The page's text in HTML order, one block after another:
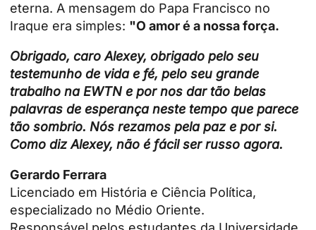
eterna. A mensagem do Papa Francisco no
Iraque era simples: "O amor é a nossa força.
Obrigado, caro Alexey, obrigado pelo seu
testemunho de vida e fé, pelo seu grande
trabalho na EWTN e por nos dar tão belas
palavras de esperança neste tempo que parece
tão sombrio. Nós rezamos pela paz e por si.
Como diz Alexey, não é fácil ser russo agora.
Gerardo Ferrara
Licenciado em História e Ciência Política,
especializado no Médio Oriente.